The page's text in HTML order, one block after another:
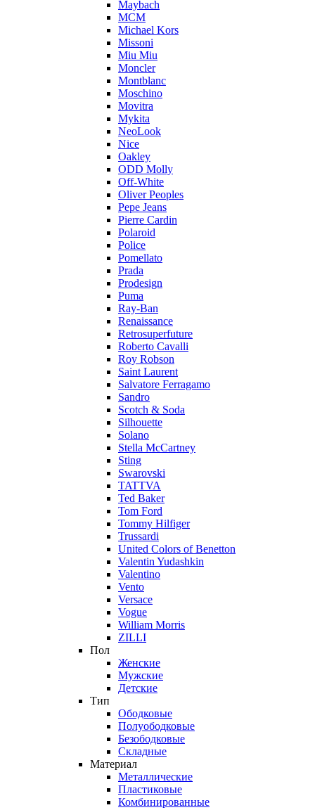
Maybach
MCM
Michael Kors
Missoni
Miu Miu
Moncler
Montblanc
Moschino
Movitra
Mykita
NeoLook
Nice
Oakley
ODD Molly
Off-White
Oliver Peoples
Pepe Jeans
Pierre Cardin
Polaroid
Police
Pomellato
Prada
Prodesign
Puma
Ray-Ban
Renaissance
Retrosuperfuture
Roberto Cavalli
Roy Robson
Saint Laurent
Salvatore Ferragamo
Sandro
Scotch & Soda
Silhouette
Solano
Stella McCartney
Sting
Swarovski
TATTVA
Ted Baker
Tom Ford
Tommy Hilfiger
Trussardi
United Colors of Benetton
Valentin Yudashkin
Valentino
Vento
Versace
Vogue
William Morris
ZILLI
Пол
Женские
Мужские
Детские
Тип
Ободковые
Полуободковые
Безободковые
Складные
Материал
Металлические
Пластиковые
Комбинированные